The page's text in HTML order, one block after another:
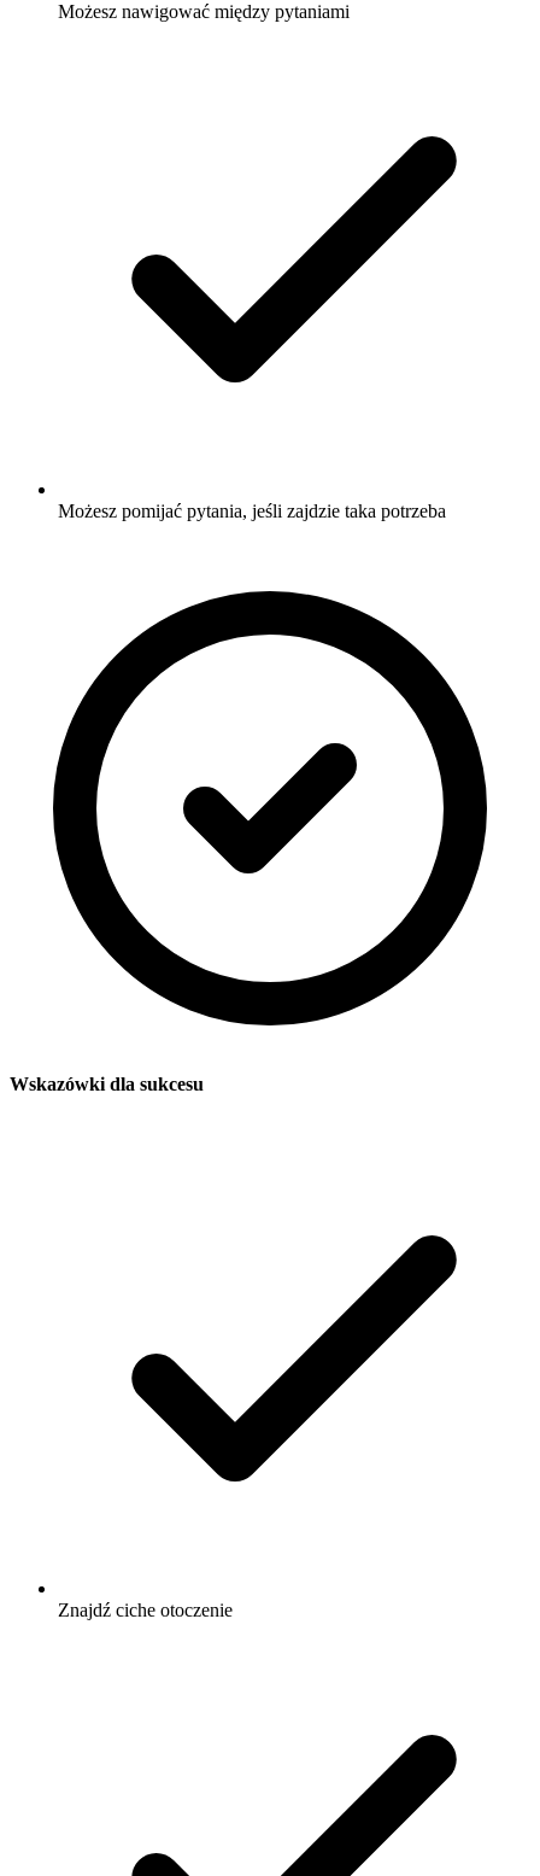
Możesz nawigować między pytaniami
Możesz pomijać pytania, jeśli zajdzie taka potrzeba
Wskazówki dla sukcesu
Znajdź ciche otoczenie